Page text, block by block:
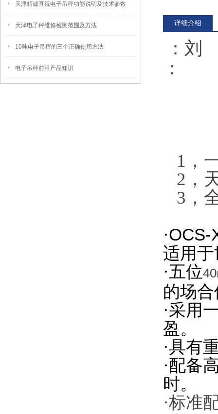
天津精诚直视电子吊秤功能说明及技术参数
天津电子秤维修检测范围及方法
10吨电子吊秤的三个正确使用方法
电子吊秤前沿产品知识
详细介绍
：刘
：
1，
2，
3，
·OCS-
适用
·五位
的场
·采用
盈。
·具有
·配备
时。
·标准